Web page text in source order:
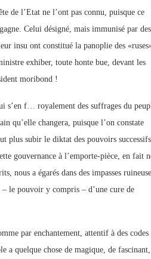
de l’Etat ne l’ont pas connu, puisque ce
Celui désigné, mais immunisé par des
insu ont constitué la panoplie des
exhiber, toute honte bue, devant les
moribond !
s’en f… royalement des suffrages du
qu’elle changera, puisque l’on constate
plus subir le diktat des pouvoirs
gouvernance à l’emporte-pièce, en fait
nous a égarés dans des impasses
le pouvoir y compris – d’une cure de
par enchantement, attentif à des codes
a quelque chose de magique, de fascinant,